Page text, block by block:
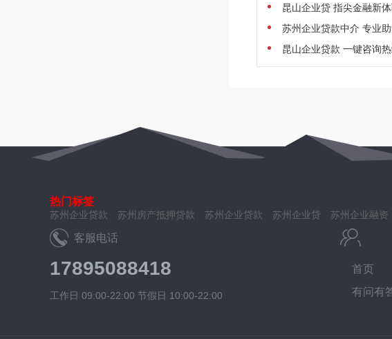
昆山企业贷 指尖金融新
苏州企业贷款中介 专业
昆山企业贷款 一键咨询
热门标签
苏州企业贷款 苏州房产抵押贷款 苏州企业贷款 苏州企业贷 苏州企业融资
客服电话
17895088418
工作日 09:00-22:00 节假日 10:00-22:00
首页
有问有